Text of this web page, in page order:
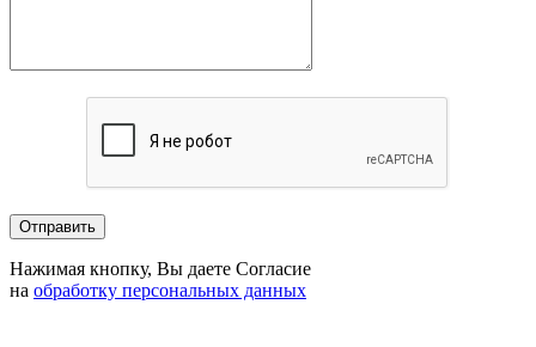
Нажимая кнопку, Вы даете Согласие
на обработку персональных данных